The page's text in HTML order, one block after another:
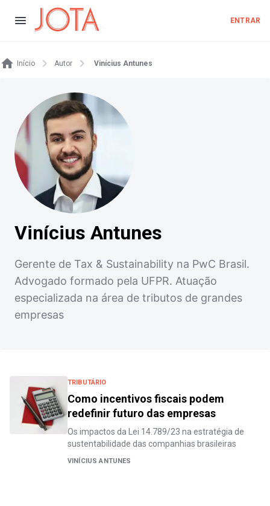
ENTRAR
Início Autor Vinícius Antunes
Vinícius Antunes
Gerente de Tax & Sustainability na PwC Brasil.
Advogado formado pela UFPR. Atuação
especializada na área de tributos de grandes
empresas
TRIBUTÁRIO
Como incentivos fiscais podem
redefinir futuro das empresas
Os impactos da Lei 14.789/23 na estratégia de
sustentabilidade das companhias brasileiras
VINÍCIUS ANTUNES